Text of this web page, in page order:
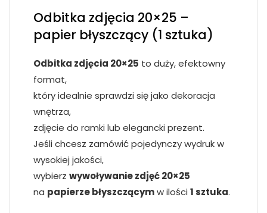
Odbitka zdjęcia 20×25 –
papier błyszczący (1 sztuka)
Odbitka zdjęcia 20×25 to duży, efektowny
format,
który idealnie sprawdzi się jako dekoracja
wnętrza,
zdjęcie do ramki lub elegancki prezent.
Jeśli chcesz zamówić pojedynczy wydruk w
wysokiej jakości,
wybierz wywoływanie zdjęć 20×25
na papierze błyszczącymw ilości 1 sztuka.